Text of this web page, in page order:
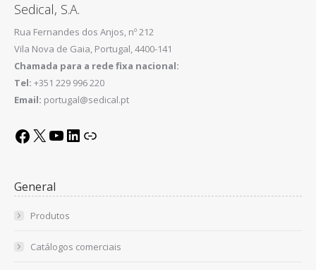
Sedical, S.A.
Rua Fernandes dos Anjos, nº 212
Vila Nova de Gaia, Portugal, 4400-141
Chamada para a rede fixa nacional:
Tel: +351 229 996 220
Email: portugal@sedical.pt
Facebook
X YouTubeLinkedIn
General
Produtos
Catálogos comerciais